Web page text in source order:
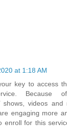
at 1:18 AM
key to access
Because
shows, videos and
engaging more
enroll for this